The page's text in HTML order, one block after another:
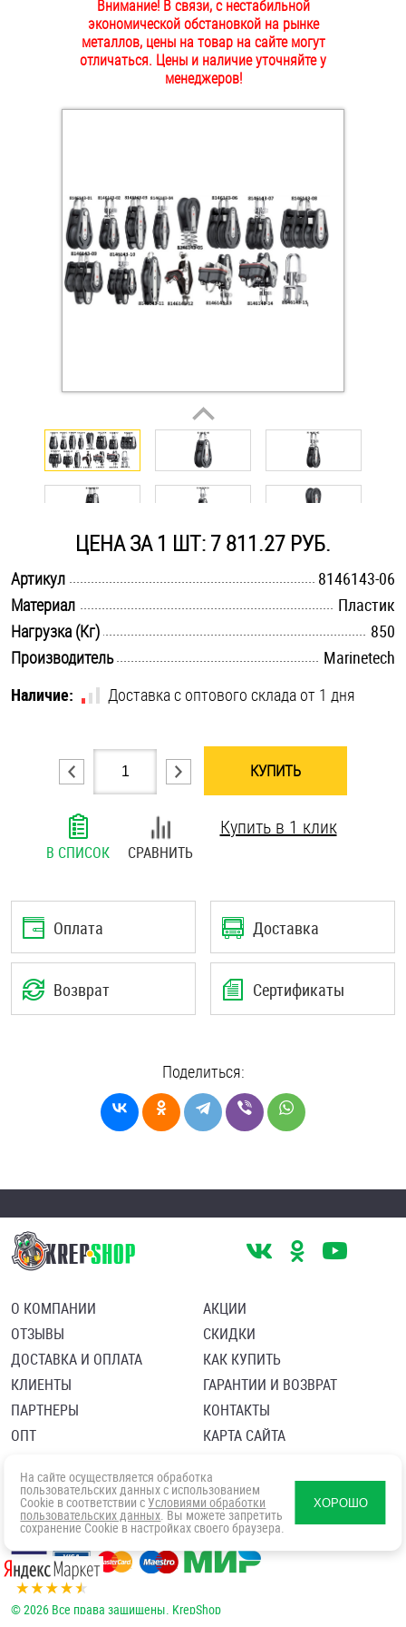
ОПЛАТА И ДОСТАВКА
НАШИ МАГАЗИНЫ
Втулки
Заклепки (Гайки-Заклепки)
Инструмент
Крюки, кольца с шурупной резьбой
Оснастка и аксессуары для яхт
Пробки
Саморезы и шурупы
Стопорные кольца
Такелаж
Шайбы
Шпильки
Шплинты
Внимание! В связи, с нестабильной
экономической обстановкой на рынке
металлов, цены на товар на сайте могут
отличаться. Цены и наличие уточняйте у
менеджеров!
ЦЕНА ЗА 1 ШТ: 7 811.27 РУБ.
Артикул
8146143-06
Материал
Пластик
Нагрузка (Кг)
850
Производитель
Marinetech
Наличие:
Доставка с оптового склада от 1 дня
КУПИТЬ
В СПИСОК СРАВНИТЬ
Купить в 1 клик
Оплата Доставка
Возврат Сертификаты
Поделиться:
О КОМПАНИИ
ОТЗЫВЫ
ДОСТАВКА И ОПЛАТА
КЛИЕНТЫ
ПАРТНЕРЫ
ОПТ
АКЦИИ
СКИДКИ
КАК КУПИТЬ
ГАРАНТИИ И ВОЗВРАТ
КОНТАКТЫ
КАРТА САЙТА
Политика в отношении обработки персональных данных
Согласие посетителя сайта на обработку персональных данны
© 2026 Все права защищены. KrepShop
На сайте осуществляется обработка
пользовательских данных с использованием
Cookie в соответствии с Условиями обработки
пользовательских данных. Вы можете запретить
сохранение Cookie в настройках своего браузера.
ХОРОШО